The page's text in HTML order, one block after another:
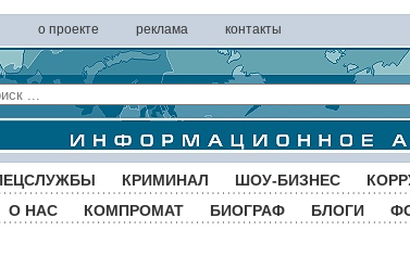
о проекте реклама контакты
КРИМИНАЛ ШОУ-БИЗНЕС
О НАС КОМПРОМАТ БИОГРАФ БЛОГИ